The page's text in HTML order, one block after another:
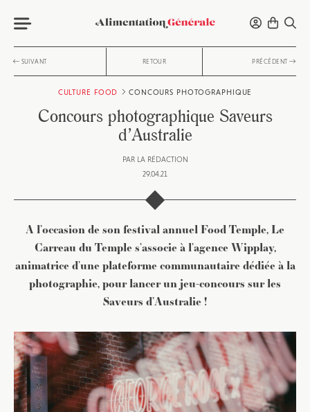
SUIVANT RETOUR PRÉCÉDENT
CULTURE FOOD CONCOURS PHOTOGRAPHIQUE
Concours photographique Saveurs
d’Australie
PAR LA RÉDACTION
29.04.21
A l’occasion de son festival annuel Food Temple, Le
Carreau du Temple s’associe à l’agence Wipplay,
animatrice d’une plateforme communautaire dédiée à la
photographie, pour lancer un jeu-concours sur les
Saveurs d’Australie !